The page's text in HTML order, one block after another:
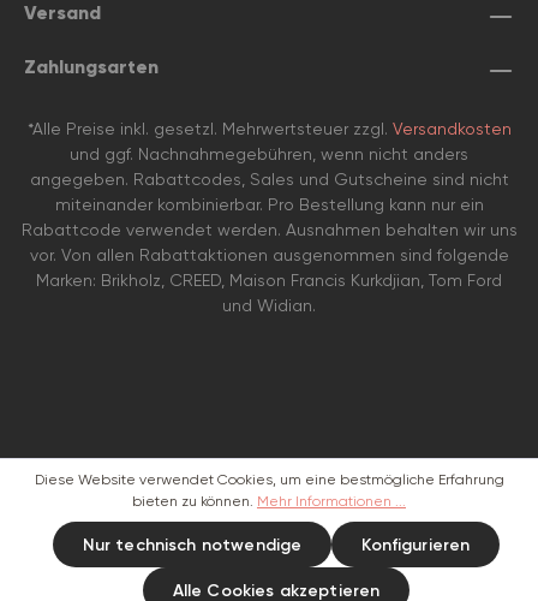
Versand
Zahlungsarten
*Alle Preise inkl. gesetzl. Mehrwertsteuer zzgl. Versandkosten
und ggf. Nachnahmegebühren, wenn nicht anders
angegeben. Rabattcodes, Sales und Gutscheine sind nicht
miteinander kombinierbar. Pro Bestellung kann nur ein
Rabattcode verwendet werden. Ausnahmen behalten wir uns
vor. Von allen Rabattaktionen ausgenommen sind folgende
Marken: Brikholz, CREED, Maison Francis Kurkdjian, Tom Ford
und Widian.
Diese Website verwendet Cookies, um eine bestmögliche Erfahrung
bieten zu können. Mehr Informationen ...
Nur technisch notwendige Konfigurieren
Alle Cookies akzeptieren